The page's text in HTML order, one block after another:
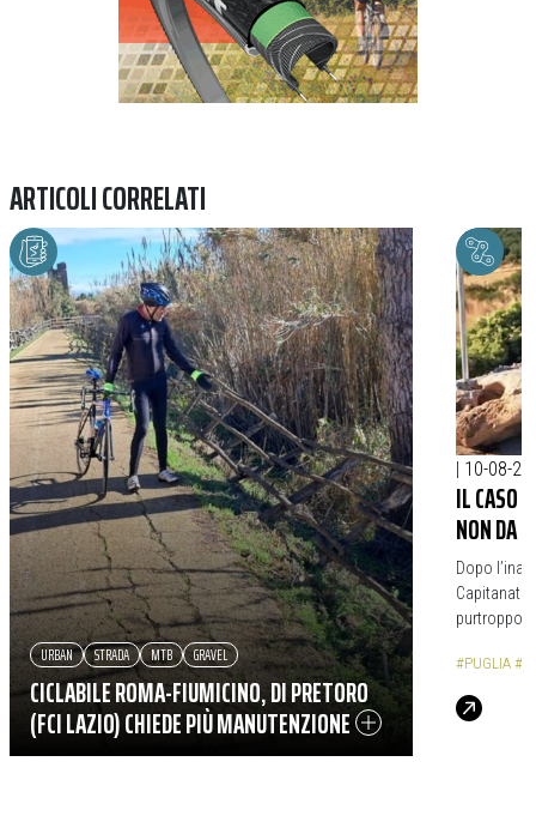
ARTICOLI CORRELATI
CICLABILE ROMA-FIUMICINO, DI PRETORO
(FCI LAZIO) CHIEDE PIÙ MANUTENZIONE
URBAN STRADA MTB GRAVEL
| 10-08-
IL CASO
NON DA
Dopo
Capitanata
purtroppo
#PUGLIA